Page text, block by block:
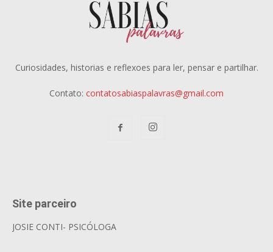
Curiosidades, historias e reflexoes para ler, pensar e partilhar.
Contato: contatosabiaspalavras@gmail.com
Site parceiro
JOSIE CONTI- PSICÓLOGA